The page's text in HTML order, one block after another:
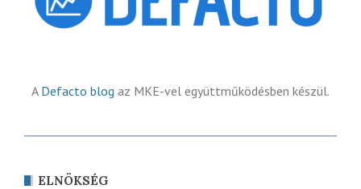
A Defacto blog az MKE-vel együttműködésben készül.
ELNÖKSÉG